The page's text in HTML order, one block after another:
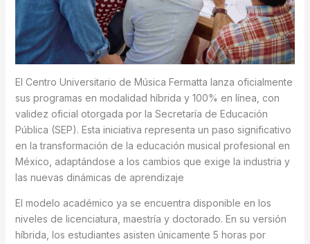
El Centro Universitario de Música Fermatta lanza oficialmente
sus programas en modalidad híbrida y 100% en línea, con
validez oficial otorgada por la Secretaría de Educación
Pública (SEP). Esta iniciativa representa un paso significativo
en la transformación de la educación musical profesional en
México, adaptándose a los cambios que exige la industria y
las nuevas dinámicas de aprendizaje
El modelo académico ya se encuentra disponible en los
niveles de licenciatura, maestría y doctorado. En su versión
híbrida, los estudiantes asisten únicamente 5 horas por